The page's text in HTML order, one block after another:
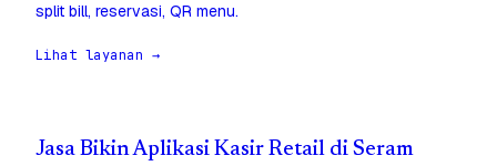
split bill, reservasi, QR menu.
Lihat layanan →
Jasa Bikin Aplikasi Kasir Retail di Seram